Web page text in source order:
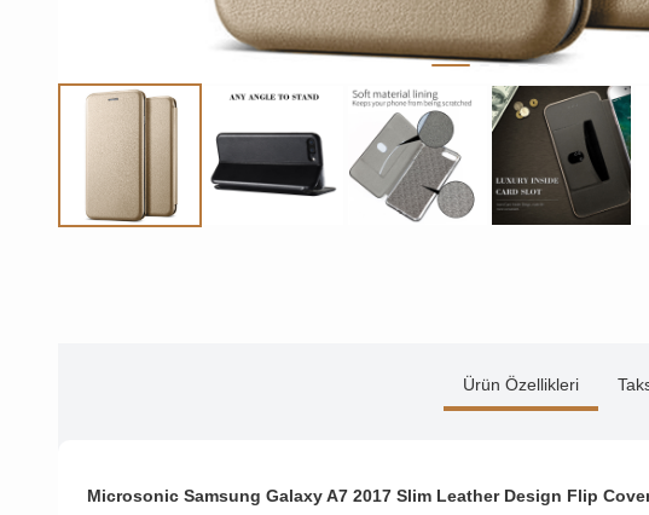
Ürün Özellikleri
Microsonic Samsung Galaxy A7 2017​ Slim Leather Design Flip Cover